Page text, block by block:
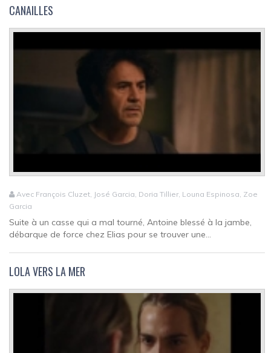
CANAILLES
Avec François Cluzet, José Garcia, Doria Tillier, Louna Espinosa, Zoe
Garcia
Suite à un casse qui a mal tourné, Antoine blessé à la jambe,
débarque de force chez Elias pour se trouver une...
LOLA VERS LA MER